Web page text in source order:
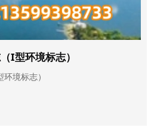
I型环境标志）
境标志）